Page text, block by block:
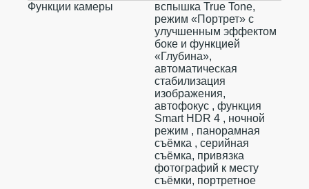
Функции камеры
вспышка True Tone,
режим «Портрет» с
улучшенным эффектом
боке и функцией
«Глубина»,
автоматическая
стабилизация
изображения,
автофокус , функция
Smart HDR 4 , ночной
режим , панорамная
съёмка , серийная
съëмка, привязка
фотографий к месту
съёмки, портретное